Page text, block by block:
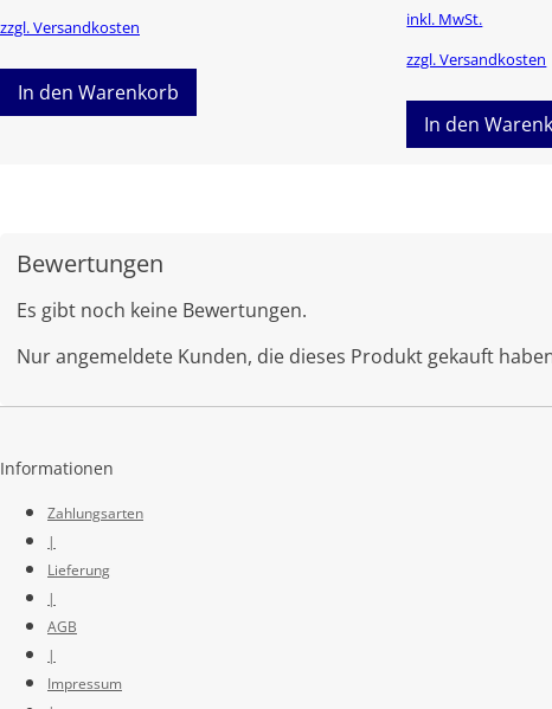
zzgl. Versandkosten
In den Warenkorb
inkl. MwSt.
zzgl. Versandkosten
In den
Bewertungen
Es gibt noch keine Bewertungen.
Nur angemeldete Kunden, die dieses Produkt gekauft
Informationen
Zahlungsarten
|
Lieferung
|
AGB
|
Impressum